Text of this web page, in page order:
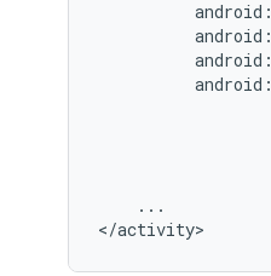
android:
android:
android:
android:
...
</activity>